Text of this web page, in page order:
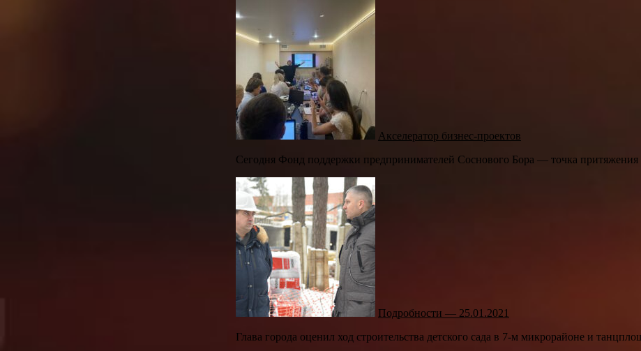
Акселератор бизнес-проектов
Сегодня Фонд поддержки предпринимателей Соснового Бора — точка притяжения
Подробности — 25.01.2021
Глава города оценил ход строительства детского сада в 7-м микрорайоне и